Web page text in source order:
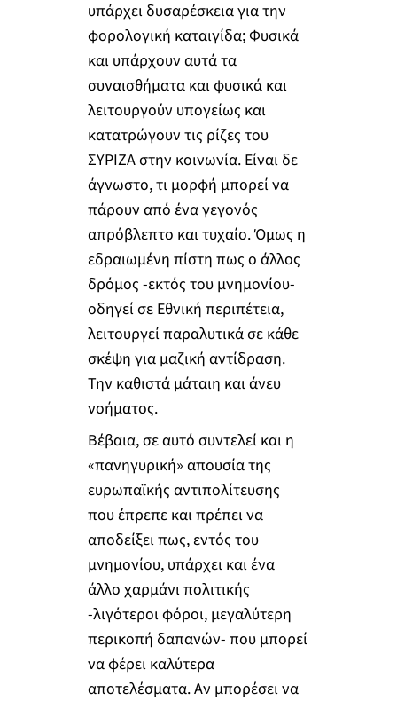
υπάρχει δυσαρέσκεια για την
φορολογική καταιγίδα; Φυσικά
και υπάρχουν αυτά τα
συναισθήματα και φυσικά και
λειτουργούν υπογείως και
κατατρώγουν τις ρίζες του
ΣΥΡΙΖΑ στην κοινωνία. Είναι δε
άγνωστο, τι μορφή μπορεί να
πάρουν από ένα γεγονός
απρόβλεπτο και τυχαίο. Όμως η
εδραιωμένη πίστη πως ο άλλος
δρόμος -εκτός του μνημονίου-
οδηγεί σε Εθνική περιπέτεια,
λειτουργεί παραλυτικά σε κάθε
σκέψη για μαζική αντίδραση.
Την καθιστά μάταιη και άνευ
νοήματος.
Βέβαια, σε αυτό συντελεί και η
«πανηγυρική» απουσία της
ευρωπαϊκής αντιπολίτευσης
που έπρεπε και πρέπει να
αποδείξει πως, εντός του
μνημονίου, υπάρχει και ένα
άλλο χαρμάνι πολιτικής
-λιγότεροι φόροι, μεγαλύτερη
περικοπή δαπανών- που μπορεί
να φέρει καλύτερα
αποτελέσματα. Αν μπορέσει να